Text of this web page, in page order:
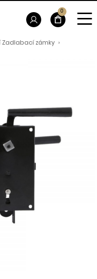
zámky ›
0